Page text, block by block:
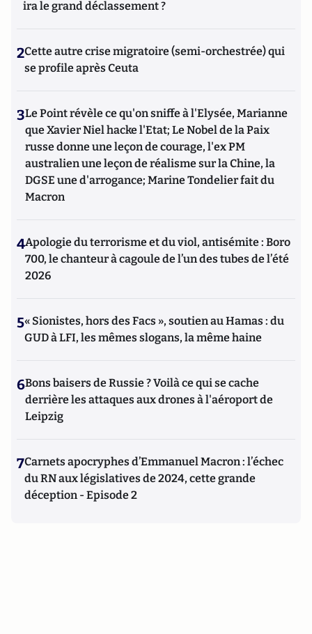
ira le grand déclassement ?
2Cette autre crise migratoire (semi-orchestrée) qui
se profile après Ceuta
3Le Point révèle ce qu'on sniffe à l'Elysée, Marianne
que Xavier Niel hacke l'Etat; Le Nobel de la Paix
russe donne une leçon de courage, l'ex PM
australien une leçon de réalisme sur la Chine, la
DGSE une d'arrogance; Marine Tondelier fait du
Macron
4Apologie du terrorisme et du viol, antisémite : Boro
700, le chanteur à cagoule de l’un des tubes de l’été
2026
5« Sionistes, hors des Facs », soutien au Hamas : du
GUD à LFI, les mêmes slogans, la même haine
6Bons baisers de Russie ? Voilà ce qui se cache
derrière les attaques aux drones à l'aéroport de
Leipzig
7Carnets apocryphes d’Emmanuel Macron : l’échec
du RN aux législatives de 2024, cette grande
déception - Episode 2